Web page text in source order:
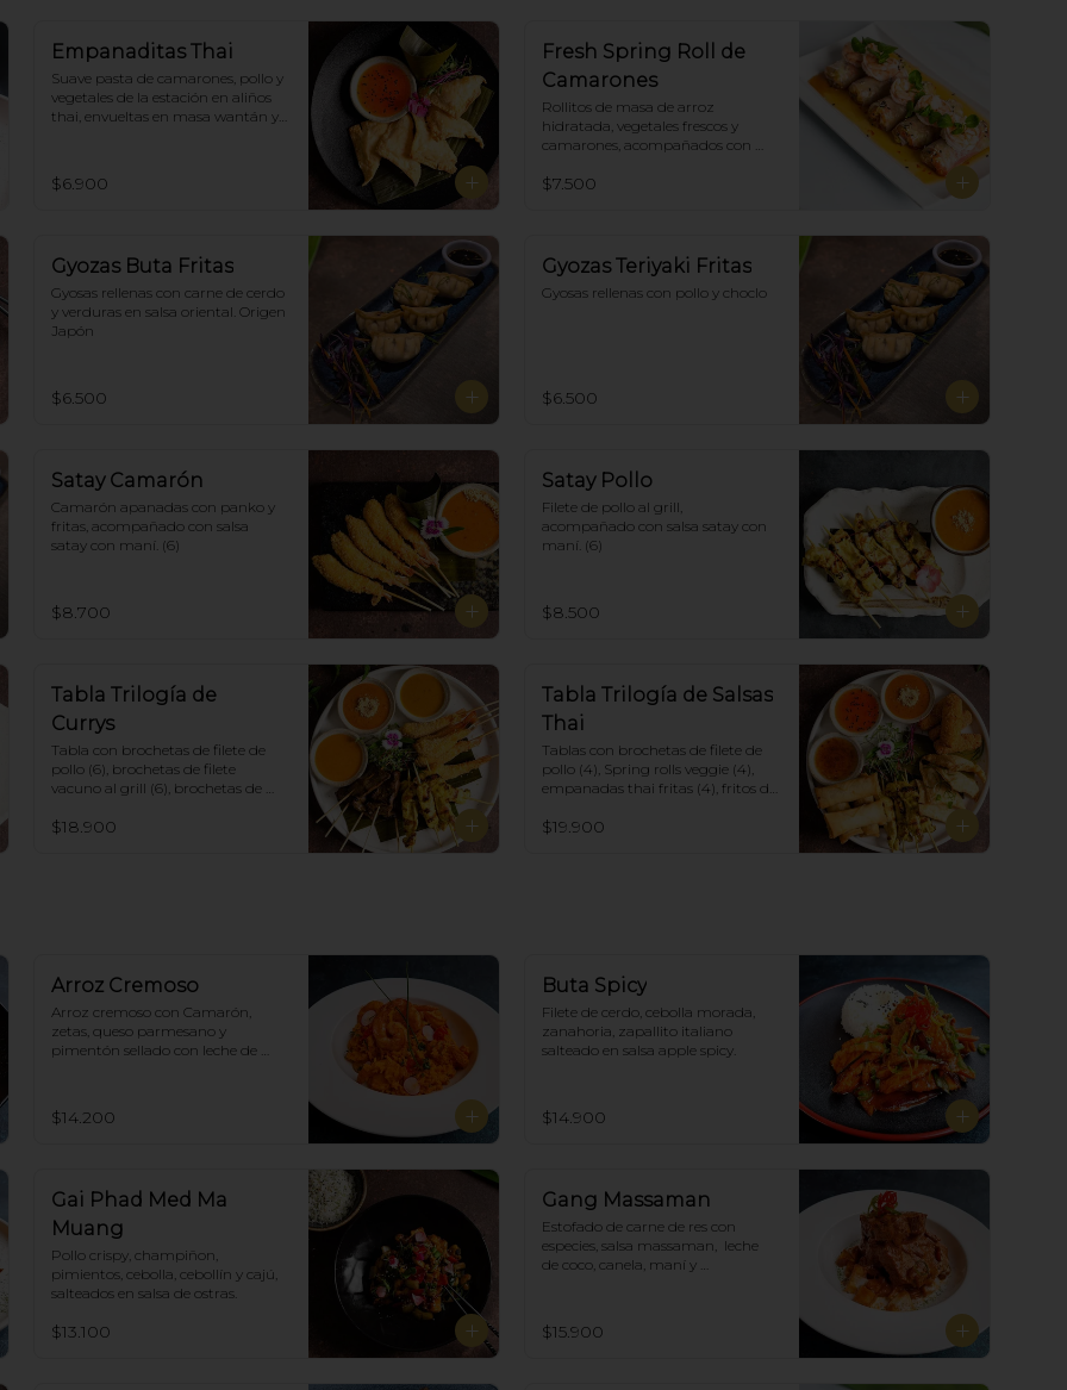
Empanaditas Thai
Suave pasta de camarones, pollo y
vegetales de la estación en aliños
thai, envueltas en masa wantán y
$6.900
Fresh Spring Roll de
Camarones
Rollitos de masa de arroz
hidratada, vegetales frescos y
camarones, acompañados con
$7.500
Gyozas Buta Fritas
Gyosas rellenas con carne de cerdo
y verduras en salsa oriental. Origen
Japón
$6.500
Gyozas Teriyaki Fritas
Gyosas rellenas con pollo y choclo
$6.500
Satay Camarón
Camarón apanadas con panko y
fritas, acompañado con salsa
satay con maní. (6)
$8.700
Satay Pollo
Filete de pollo al grill,
acompañado con salsa satay con
maní. (6)
$8.500
Tabla Trilogía de
Currys
Tabla con brochetas de filete de
pollo (6), brochetas de filete
vacuno al grill (6), brochetas de
fritas (6), acompañadas con salsa
$18.900
Tabla Trilogía de Salsas
Thai
Tablas con brochetas de filete de
pollo (4), Spring rolls veggie (4),
empanadas thai fritas (4), fritos de
salsa Spring Roll, Salsa de Maní y
$19.900
Arroz Cremoso
Arroz cremoso con Camarón,
zetas, queso parmesano y
pimentón sellado con leche de
$14.200
Buta Spicy
Filete de cerdo, cebolla morada,
zanahoria, zapallito italiano
salteado en salsa apple spicy.
$14.900
Gai Phad Med Ma
Muang
Pollo crispy, champiñon,
pimientos, cebolla, cebollín y cajú,
salteados en salsa de ostras.
$13.100
Gang Massaman
Estofado de carne de res con
especies, salsa massaman,  leche
de coco, canela, maní y
$15.900